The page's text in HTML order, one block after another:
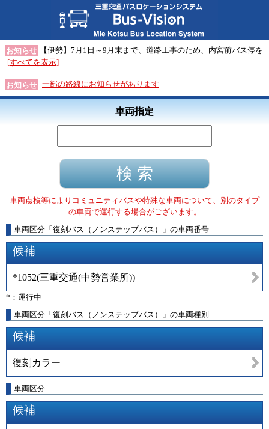
お知らせ
【伊勢】7月1日～9月末まで、道路工事のため、内宮前バス停を
[すべてを表示]
お知らせ 一部の路線にお知らせがあります
車両指定
車両点検等によりコミュニティバスや特殊な車両について、別のタイプ
の車両で運行する場合がございます。
車両区分 「 復刻バス（ノンステップバス） 」 の車両番号
候補
*1052(三重交通(中勢営業所))
*：運行中
車両区分「復刻バス（ノンステップバス）」の車両種別
候補
復刻カラー
車両区分
候補